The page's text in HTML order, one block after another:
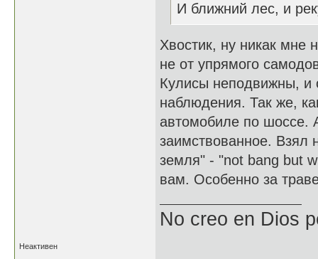
И ближний лес, и
Хвостик, ну никак мне
не от упрямого
Кулисы неподвижны, и
наблюдения. Так же,
автомобиле по шоссе.
заимствованное. Взял
земля" - "not bang but
вам. Особенно за
No creo en Dios
Неактивен